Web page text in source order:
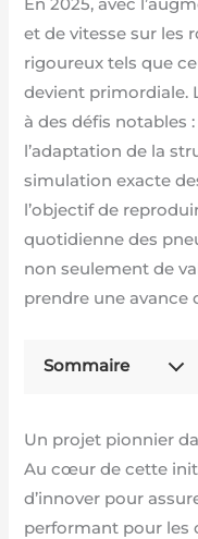
En 2025, avec
et de vitesse sur les
rigoureux tels que
devient primordiale.
à des défis notables
l’adaptation de la
simulation exacte
l’objectif de
quotidienne des
non seulement de
prendre une avance
Sommaire
Un projet pionnier
Au cœur de cette
d’innover pour
performant pour les